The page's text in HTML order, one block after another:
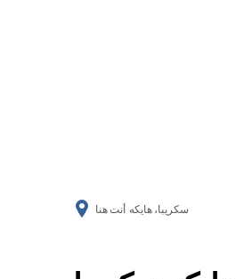
أنت هنا سكريبا، هايكه